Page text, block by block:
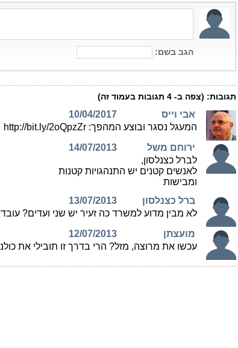
הגב בשם:
תגובות: (צפה ב- 4 תגובות בעמוד זה)
אבי וייס
10/04/2017
המעגל נסגר ובוצע המהפך: http://bit.ly/2oQpzZr
ירוחם משל
14/07/2013
לברל כצנלסון,
לאנשים קטנים יש התנהגויות קטנות
ומבישות
ברל כצנלסון
13/07/2013
לא מבין מדוע למשרד כה זעיר יש שני ועדים?
מועצתן
12/07/2013
עכשו את מרוצה, מזל? הרי בדרך זו תובילי את